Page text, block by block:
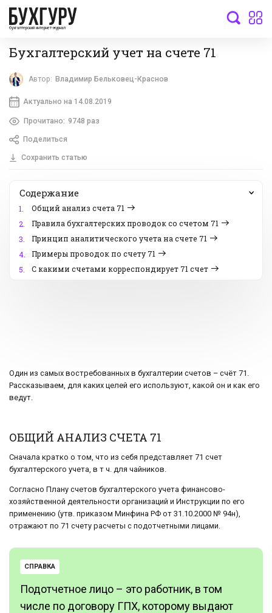
бухгалтерский интернет-журнал
Бухгалтерский учет на счете 71
Автор: Владимир Бельковец-Краснов
Актуально на 14.08.2019
Прочитано: 9748 раз
Поделиться
Сохранить статью
Содержание
1.
Общий анализ счета 71
2.
Правила бухгалтерских проводок со счетом 71
3.
Принцип аналитического учета на счете 71
4.
Примеры проводок по счету 71
5.
С какими счетами корреспондирует 71 счет
Один из самых востребованных в бухгалтерии счетов – счёт 71.
Рассказываем, для каких целей его используют, какой он и как его
ведут.
ОБЩИЙ АНАЛИЗ СЧЕТА 71
Сначала кратко о том, что из себя представляет 71 счет
бухгалтерского учета, в т ч. для чайников.
Согласно Плану счетов бухгалтерского учета финансово-
хозяйственной деятельности организаций и Инструкции по его
применению (утв. приказом Минфина РФ от 31.10.2000 № 94н),
отражают по 71 счету расчеты с подотчетными лицами.
СПРАВКА
Подотчетное лицо – это работник, в том
числе по договору ГПХ, которому выдают